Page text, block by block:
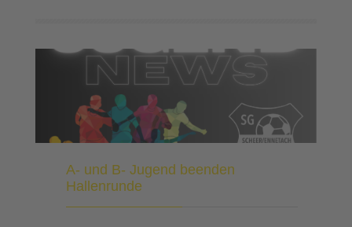
A- und B- Jugend beenden
Hallenrunde